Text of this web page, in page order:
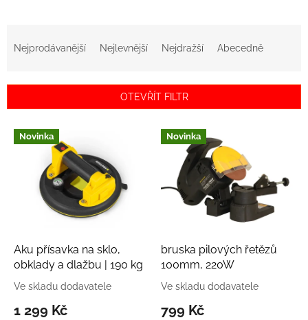
í
Nejprodávanější Nejlevnější Nejdražší Abecedně
OTEVŘÍT FILTR
V
d
u
ů
Novinka
Aku přísavka na sklo,
obklady a dlažbu | 190 kg
Ve skladu dodavatele
1 299 Kč
Novinka
bruska pilových řetězů
100mm, 220W
Ve skladu dodavatele
799 Kč